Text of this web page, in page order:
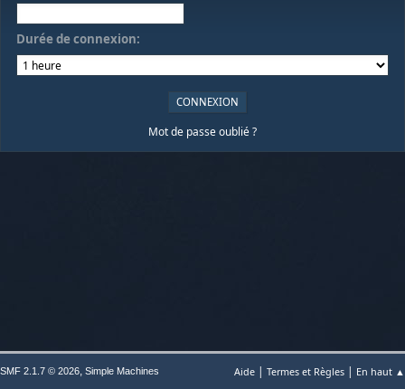
Durée de connexion:
Mot de passe oublié ?
Aide | Termes et Règles | En haut ▲
SMF 2.1.7 © 2026, Simple Machines